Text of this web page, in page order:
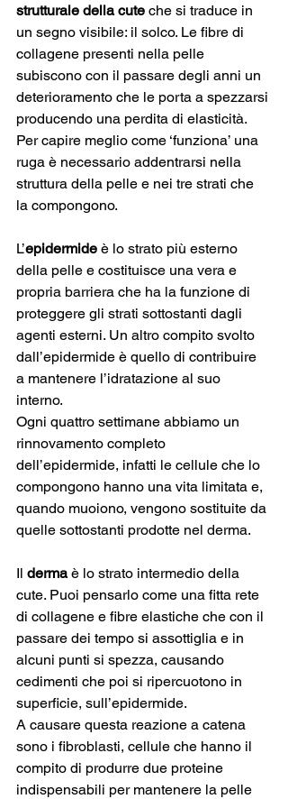
strutturale della cute che si traduce in
un segno visibile: il solco. Le fibre di
collagene presenti nella pelle
subiscono con il passare degli anni un
deterioramento che le porta a spezzarsi
producendo una perdita di elasticità.
Per capire meglio come ‘funziona’ una
ruga è necessario addentrarsi nella
struttura della pelle e nei tre strati che
la compongono.
L’epidermide è lo strato più esterno
della pelle e costituisce una vera e
propria barriera che ha la funzione di
proteggere gli strati sottostanti dagli
agenti esterni. Un altro compito svolto
dall’epidermide è quello di contribuire
a mantenere l’idratazione al suo
interno.
Ogni quattro settimane abbiamo un
rinnovamento completo
dell’epidermide, infatti le cellule che lo
compongono hanno una vita limitata e,
quando muoiono, vengono sostituite da
quelle sottostanti prodotte nel derma.
Il derma è lo strato intermedio della
cute. Puoi pensarlo come una fitta rete
di collagene e fibre elastiche che con il
passare dei tempo si assottiglia e in
alcuni punti si spezza, causando
cedimenti che poi si ripercuotono in
superficie, sull’epidermide.
A causare questa reazione a catena
sono i fibroblasti, cellule che hanno il
compito di produrre due proteine
indispensabili per mantenere la pelle